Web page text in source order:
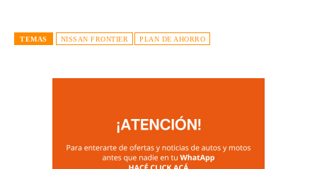
TEMAS NISSAN FRONTIER PLAN DE AHORRO